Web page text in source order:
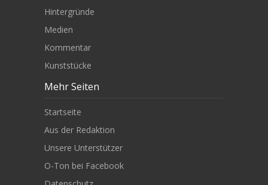
Hintergründe
Medien
Kommentar
Kunststücke
Mehr Seiten
Startseite
Aus der Redaktion
Unsere Unterstützer
O-Ton bei Facebook